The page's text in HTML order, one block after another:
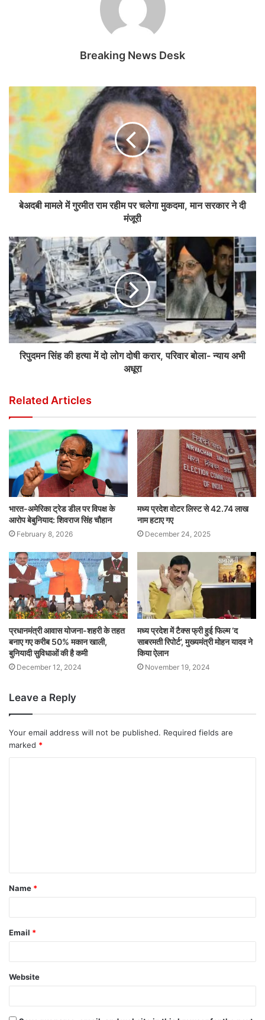
Breaking News Desk
बेअदबी मामले में गुरमीत राम रहीम पर चलेगा मुकदमा, मान सरकार ने दी
मंजूरी
रिपुदमन सिंह की हत्या में दो लोग दोषी करार, परिवार बोला- न्याय अभी
अधूरा
Related Articles
भारत-अमेरिका ट्रेड डील पर विपक्ष के
आरोप बेबुनियाद: शिवराज सिंह चौहान
February 8, 2026
मध्य प्रदेश वोटर लिस्ट से 42.74 लाख
नाम हटाए गए
December 24, 2025
प्रधानमंत्री आवास योजना-शहरी के तहत
बनाए गए करीब 50% मकान खाली,
बुनियादी सुविधाओं की है कमी
December 12, 2024
मध्य प्रदेश में टैक्स फ्री हुई फिल्म ‘द
साबरमती रिपोर्ट’, मुख्यमंत्री मोहन यादव ने
किया ऐलान
November 19, 2024
Leave a Reply
Your email address will not be published. Required fields are
marked *
Name *
Email *
Website